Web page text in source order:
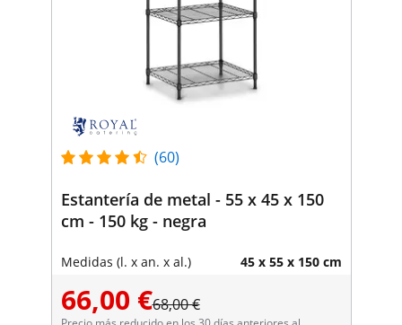
(60)
Estantería de metal - 55 x 45 x 150
cm - 150 kg - negra
Medidas (l. x an. x al.) 45 x 55 x 150 cm
66,00 €68,00 €